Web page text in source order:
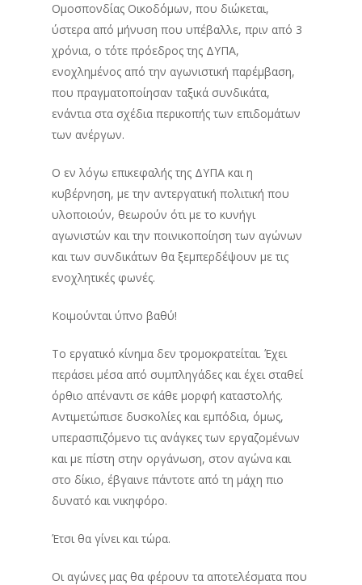
Ομοσπονδίας Οικοδόμων, που διώκεται,
ύστερα από μήνυση που υπέβαλλε, πριν από 3
χρόνια, ο τότε πρόεδρος της ΔΥΠΑ,
ενοχλημένος από την αγωνιστική παρέμβαση,
που πραγματοποίησαν ταξικά συνδικάτα,
ενάντια στα σχέδια περικοπής των επιδομάτων
των ανέργων.
Ο εν λόγω επικεφαλής της ΔΥΠΑ και η
κυβέρνηση, με την αντεργατική πολιτική που
υλοποιούν, θεωρούν ότι με το κυνήγι
αγωνιστών και την ποινικοποίηση των αγώνων
και των συνδικάτων θα ξεμπερδέψουν με τις
ενοχλητικές φωνές.
Κοιμούνται ύπνο βαθύ!
Το εργατικό κίνημα δεν τρομοκρατείται. Έχει
περάσει μέσα από συμπληγάδες και έχει σταθεί
όρθιο απέναντι σε κάθε μορφή καταστολής.
Αντιμετώπισε δυσκολίες και εμπόδια, όμως,
υπερασπιζόμενο τις ανάγκες των εργαζομένων
και με πίστη στην οργάνωση, στον αγώνα και
στο δίκιο, έβγαινε πάντοτε από τη μάχη πιο
δυνατό και νικηφόρο.
Έτσι θα γίνει και τώρα.
Οι αγώνες μας θα φέρουν τα αποτελέσματα που